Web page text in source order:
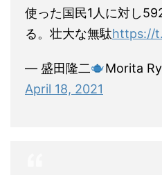
使った国民1人に対し
る。壮大な無駄https://
— 盛田隆二
Morita
April 18, 2021